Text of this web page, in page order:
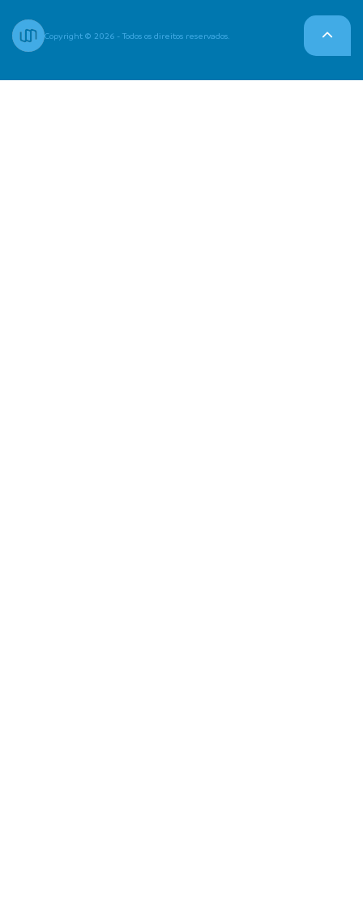
Copyright © 2026 - Todos os direitos reservados.